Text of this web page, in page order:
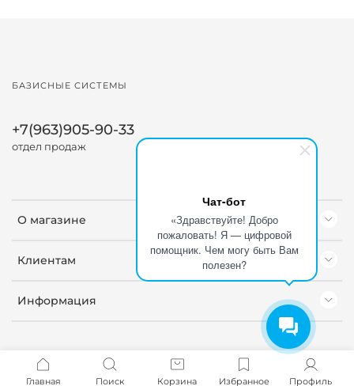
Чат-бот
«Здравствуйте! Добро
пожаловать! Я — цифровой
помощник. Чем могу быть Вам
полезен?
О магазине
Клиентам
Информация
БАЗИСНЫЕ СИСТЕМЫ
+7(963)905-90-33
отдел продаж
Главная Поиск Корзина Избранное Профиль